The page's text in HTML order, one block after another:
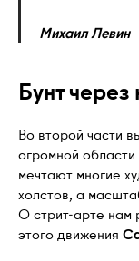
Михаил Левин
Бунт через
Во второй части
огромной
мечтают многие
холстов, а
О стрит-арте нам
этого движения